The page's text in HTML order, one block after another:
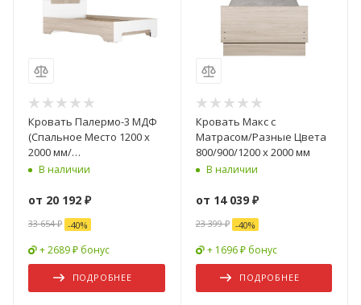
Кровать Палермо-3 МДФ
(Спальное Место 1200 х
2000 мм/
Ортопед.Основание)
В наличии
от 20 192 ₽
33 654 ₽ -40%
+ 2689 ₽ бонус
ПОДРОБНЕЕ
Кровать Макс с
Матрасом/Разные Цвета
800/900/1200 х 2000 мм
В наличии
от 14 039 ₽
23 399 ₽ -40%
+ 1696 ₽ бонус
ПОДРОБНЕЕ